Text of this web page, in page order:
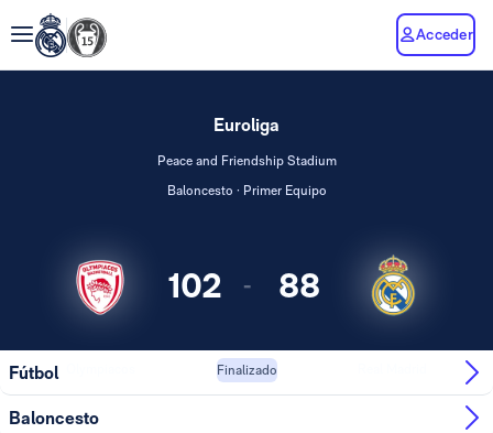
Acceder
Euroliga
Peace and Friendship Stadium
Baloncesto · Primer Equipo
102 - 88
Finalizado
Fútbol
Baloncesto